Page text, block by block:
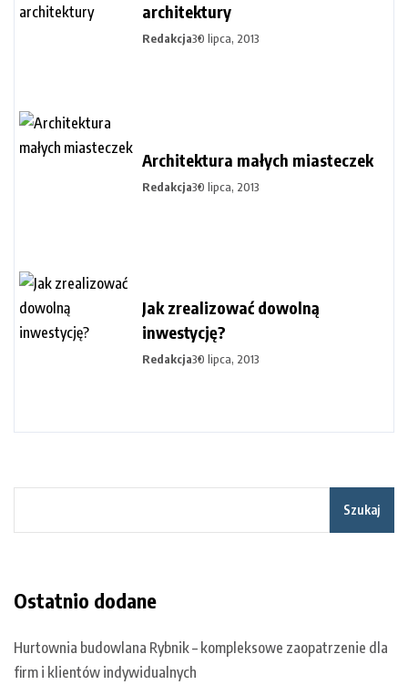
architektury
Redakcja30 lipca, 2013
Architektura małych miasteczek
Redakcja30 lipca, 2013
Jak zrealizować dowolną
inwestycję?
Redakcja30 lipca, 2013
Szukaj
Ostatnio dodane
Hurtownia budowlana Rybnik – kompleksowe zaopatrzenie dla
firm i klientów indywidualnych